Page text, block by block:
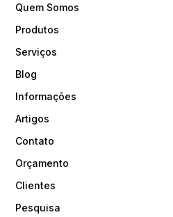
Quem Somos
Produtos
Serviços
Blog
Informações
Artigos
Contato
Orçamento
Clientes
Pesquisa